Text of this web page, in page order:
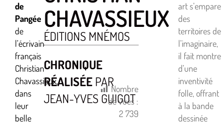
de
Pangée
de
l’écrivain
français
Christian
Chavassieux,
dans
leur
belle
CHAVASSIEUX
ÉDITIONS MNÉMOS
CHRONIQUE
RÉALISÉEPAR
JEAN-YVES GUIGOT
Nombre
de vues :
2 739
art s’empare
des
territoires de
l’imaginaire,
il fait montre
d’une
inventivité
folle, offrant
à la bande
dessinée